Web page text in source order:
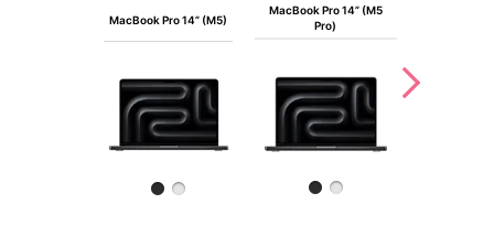
MacBook Pro 14” (M5)
MacBook Pro 14” (M5
Pro)